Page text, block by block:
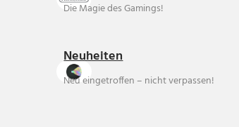
Die Magie des Gamings!
Neuheiten
Neu eingetroffen – nicht verpassen!